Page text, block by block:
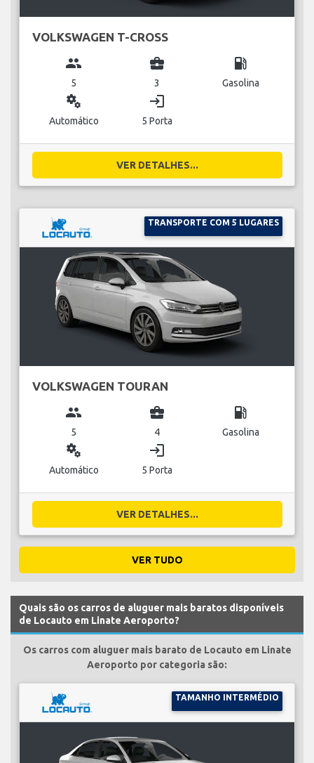
VOLKSWAGEN T-CROSS
group
5
business_center
3
local_gas_station
Gasolina
miscellaneous_services
Automático
login
5 Porta
VER DETALHES...
TRANSPORTE COM 5 LUGARES
VOLKSWAGEN TOURAN
group
5
business_center
4
local_gas_station
Gasolina
miscellaneous_services
Automático
login
5 Porta
VER DETALHES...
VER TUDO
Quais são os carros de aluguer mais baratos disponíveis
de Locauto em Linate Aeroporto?
Os carros com aluguer mais barato de Locauto em Linate
Aeroporto por categoria são:
TAMANHO INTERMÉDIO